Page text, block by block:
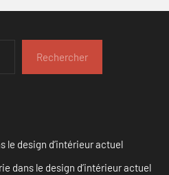
Rechercher
le design d’intérieur actuel
dans le design d’intérieur actuel